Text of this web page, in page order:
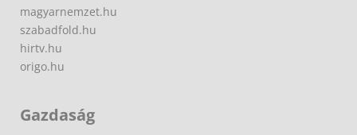
magyarnemzet.hu
szabadfold.hu
hirtv.hu
origo.hu
Gazdaság